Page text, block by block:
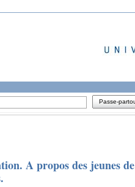
Passe-
A propos des jeunes